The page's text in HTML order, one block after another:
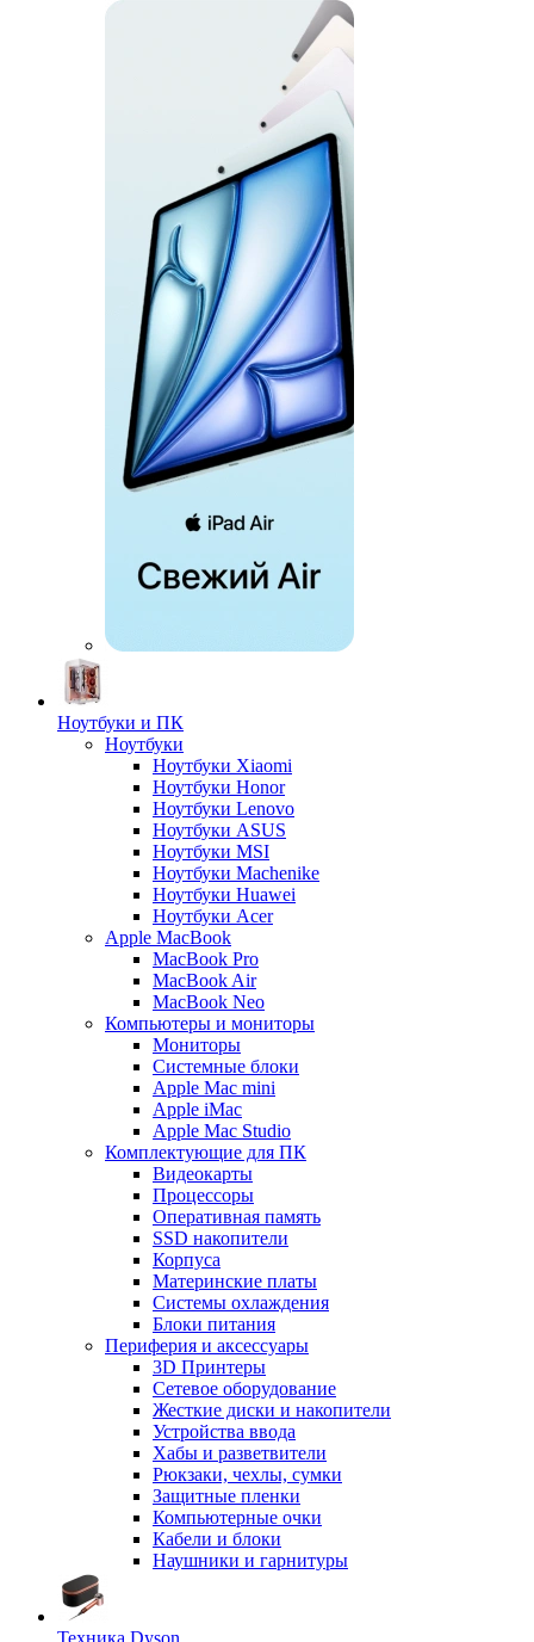
Ноутбуки и ПК
Ноутбуки
Ноутбуки Xiaomi
Ноутбуки Honor
Ноутбуки Lenovo
Ноутбуки ASUS
Ноутбуки MSI
Ноутбуки Machenike
Ноутбуки Huawei
Ноутбуки Acer
Apple MacBook
MacBook Pro
MacBook Air
MacBook Neo
Компьютеры и мониторы
Мониторы
Системные блоки
Apple Mac mini
Apple iMac
Apple Mac Studio
Комплектующие для ПК
Видеокарты
Процессоры
Оперативная память
SSD накопители
Корпуса
Материнские платы
Системы охлаждения
Блоки питания
Периферия и аксессуары
3D Принтеры
Сетевое оборудование
Жесткие диски и накопители
Устройства ввода
Хабы и разветвители
Рюкзаки, чехлы, сумки
Защитные пленки
Компьютерные очки
Кабели и блоки
Наушники и гарнитуры
Техника Dyson